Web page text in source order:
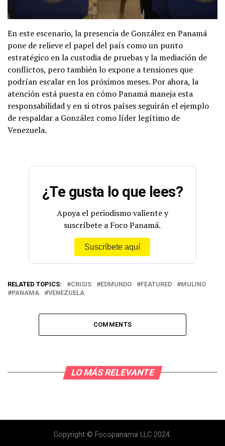
En este escenario, la presencia de González en Panamá
pone de relieve el papel del país como un punto
estratégico en la custodia de pruebas y la mediación de
conflictos, pero también lo expone a tensiones que
podrían escalar en los próximos meses. Por ahora, la
atención está puesta en cómo Panamá maneja esta
responsabilidad y en si otros países seguirán el ejemplo
de respaldar a González como líder legítimo de
Venezuela.
¿Te gusta lo que lees?
Apoya el periodismo valiente y
suscríbete a Foco Panamá.
Suscríbete aquí
RELATED TOPICS: CRISIS EDMUNDO FEATURED
MULINO
PANAMA
VENEZUELA
COMMENTS
LO MÁS RELEVANTE
Copyright © Focopanama LLC 2024.